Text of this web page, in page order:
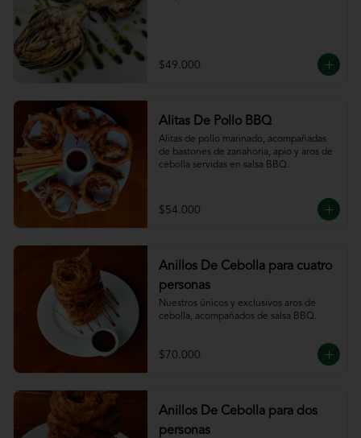
$49.000
Alitas De Pollo BBQ
Alitas de pollo marinado, acompañadas
de bastones de zanahoria, apio y aros de
cebolla servidas en salsa BBQ.
$54.000
Anillos De Cebolla para cuatro
personas
Nuestros únicos y exclusivos aros de
cebolla, acompañados de salsa BBQ.
$70.000
Anillos De Cebolla para dos
personas